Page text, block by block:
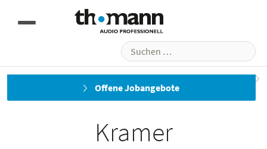
Offene Jobangebote
Kling & Freitag KS Digital
Kramer